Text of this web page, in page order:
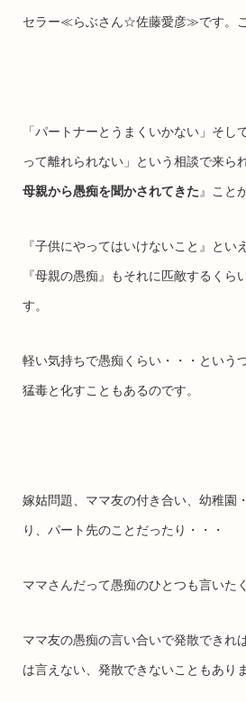
セラー≪らぶさん☆佐藤愛彦≫です。こ
「パートナーとうまくいかない」そし
って離れられない」という相談で来ら
母親から愚痴を聞かされてきた 』こと
『子供にやってはいけないこと』とい
『母親の愚痴』もそれに匹敵するくら
す。
軽い気持ちで愚痴くらい・・・という
猛毒と化すこともあるのです。
嫁姑問題、ママ友の付き合い、幼稚園
り、パート先のことだったり・・・
ママさんだって愚痴のひとつも言いた
ママ友の愚痴の言い合いで発散できれ
は言えない、発散できないこともありま